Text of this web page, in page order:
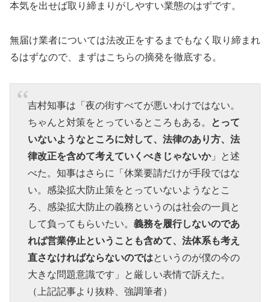
本気を出せば取り締まりがしやすい業態のはずです。
無届け業者については法改正をするまでもなく取り締まれ
るはずなので、まずはこちらの摘発を徹底する。
吉村知事は「夜の街すべてが悪いわけではない。
ちゃんと対策をとっているところもある。
とって
いないようなところに対して、法律のあり方、法
律改正を含めて考えていくべきじゃないか」と述
べた。知事はさらに「休業要請だけが手段ではな
い。感染拡大防止策をとっていないようなとこ
ろ、感染拡大防止の義務というのは社会の一員と
して負ってもらいたい。 義務を履行しないのであ
れば営業停止ということも含めて、法体系も考え
直さなければならないのではというのが僕の今の
大きな問題意識です」と厳しい表情で訴えた。
（上記記事より抜粋、強調筆者）